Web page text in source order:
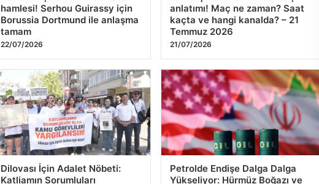
24/07/2026 24/07/2026
Fenerbahçe’den dev transfer
hamlesi! Serhou Guirassy için
Borussia Dortmund ile anlaşma
tamam
22/07/2026
CANLI | Floriana – Drita maç
anlatımı! Maç ne zaman? Saat
kaçta ve hangi kanalda? – 21
Temmuz 2026
21/07/2026